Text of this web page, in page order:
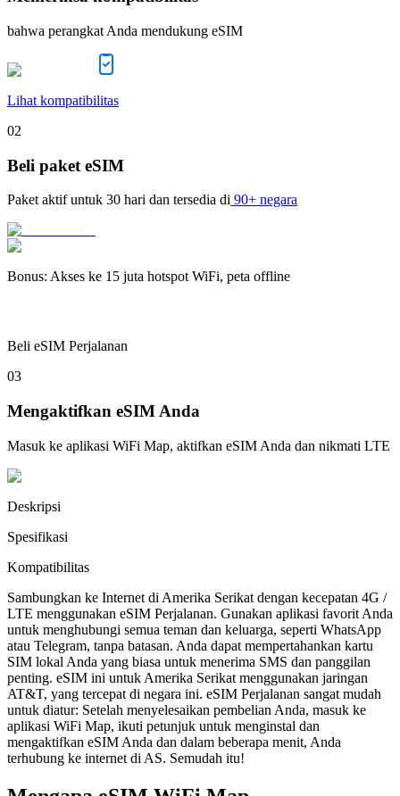
bahwa perangkat Anda mendukung eSIM
Lihat kompatibilitas
02
Beli paket eSIM
Paket aktif untuk 30 hari dan tersedia di 90+ negara
Bonus: Akses ke 15 juta hotspot WiFi, peta offline
Beli eSIM Perjalanan
03
Mengaktifkan eSIM Anda
Masuk ke aplikasi WiFi Map, aktifkan eSIM Anda dan nikmati LTE
Deskripsi
Spesifikasi
Kompatibilitas
Sambungkan ke Internet di Amerika Serikat dengan kecepatan 4G /
LTE menggunakan eSIM Perjalanan. Gunakan aplikasi favorit Anda
untuk menghubungi semua teman dan keluarga, seperti WhatsApp
atau Telegram, tanpa batasan. Anda dapat mempertahankan kartu
SIM lokal Anda yang biasa untuk menerima SMS dan panggilan
penting. eSIM ini untuk Amerika Serikat menggunakan jaringan
AT&T, yang tercepat di negara ini. eSIM Perjalanan sangat mudah
untuk diatur: Setelah menyelesaikan pembelian Anda, masuk ke
aplikasi WiFi Map, ikuti petunjuk untuk menginstal dan
mengaktifkan eSIM Anda dan dalam beberapa menit, Anda
terhubung ke internet di AS. Semudah itu!